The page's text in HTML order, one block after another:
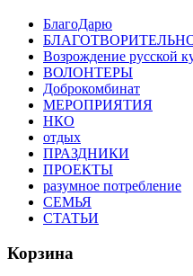
БлагоДарю
Возрождение русской
ВОЛОНТЕРЫ
Доброкомбинат
МЕРОПРИЯТИЯ
НКО
отдых
ПРАЗДНИКИ
ПРОЕКТЫ
разумное потребление
СЕМЬЯ
СТАТЬИ
Корзина